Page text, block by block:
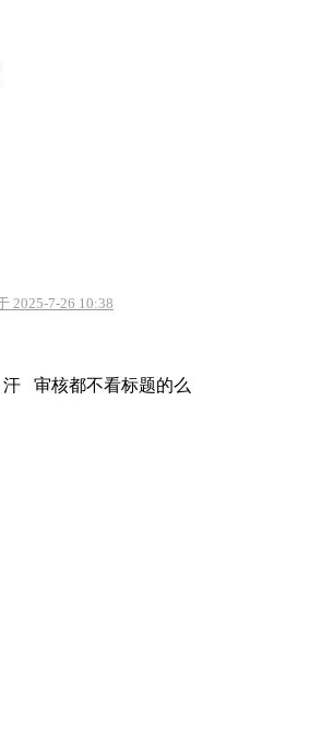
2025-7-26 10:38
审核都不看标题的么